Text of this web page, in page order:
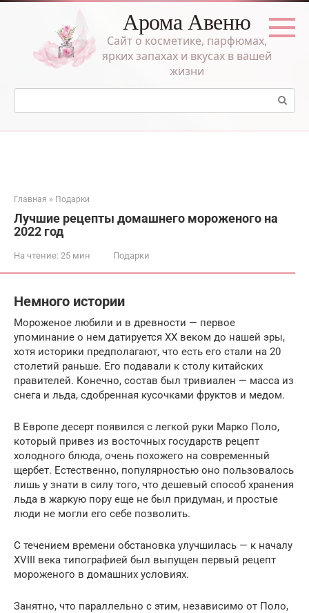
Перейти
Арома Авеню
Сайт о косметике, парфюмах,
ярких запахах и вкусах в вашей
жизни
Поиск:
Главная » Подарки
Лучшие рецепты домашнего мороженого на
2022 год
На чтение: 25 мин Подарки
Немного истории
Мороженое любили и в древности — первое
упоминание о нем датируется XX веком до нашей эры,
хотя историки предполагают, что есть его стали на 20
столетий раньше. Его подавали к столу китайских
правителей. Конечно, состав был тривиален — масса из
снега и льда, сдобренная кусочками фруктов и медом.
В Европе десерт появился с легкой руки Марко Поло,
который привез из восточных государств рецепт
холодного блюда, очень похожего на современный
щербет. Естественно, популярностью оно пользовалось
лишь у знати в силу того, что дешевый способ хранения
льда в жаркую пору еще не был придуман, и простые
люди не могли его себе позволить.
С течением времени обстановка улучшилась — к началу
XVIII века типографией был выпущен первый рецепт
мороженого в домашних условиях.
Занятно, что параллельно с этим, независимо от Поло,